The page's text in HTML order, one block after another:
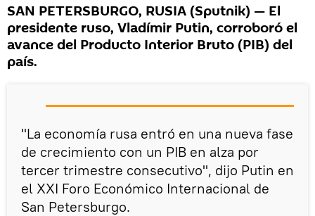
SAN PETERSBURGO, RUSIA (Sputnik) — El
presidente ruso, Vladímir Putin, corroboró el
avance del Producto Interior Bruto (PIB) del
país.
"La economía rusa entró en una nueva fase
de crecimiento con un PIB en alza por
tercer trimestre consecutivo", dijo Putin en
el XXI Foro Económico Internacional de
San Petersburgo.